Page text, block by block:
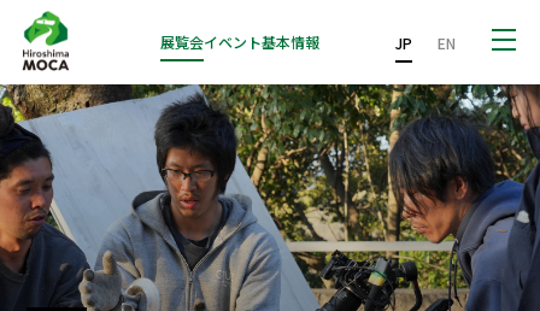
展覧会イベント基本情報 JP EN